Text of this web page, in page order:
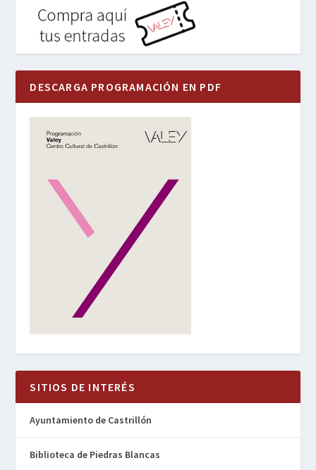
DESCARGA PROGRAMACIÓN EN PDF
SITIOS DE INTERÉS
Ayuntamiento de Castrillón
Biblioteca de Piedras Blancas